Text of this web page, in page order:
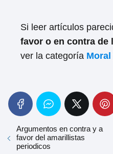
Si leer artículos
favor o en contra de
ver la categoría
Argumentos en contra y a
favor del amarillistas
periodicos